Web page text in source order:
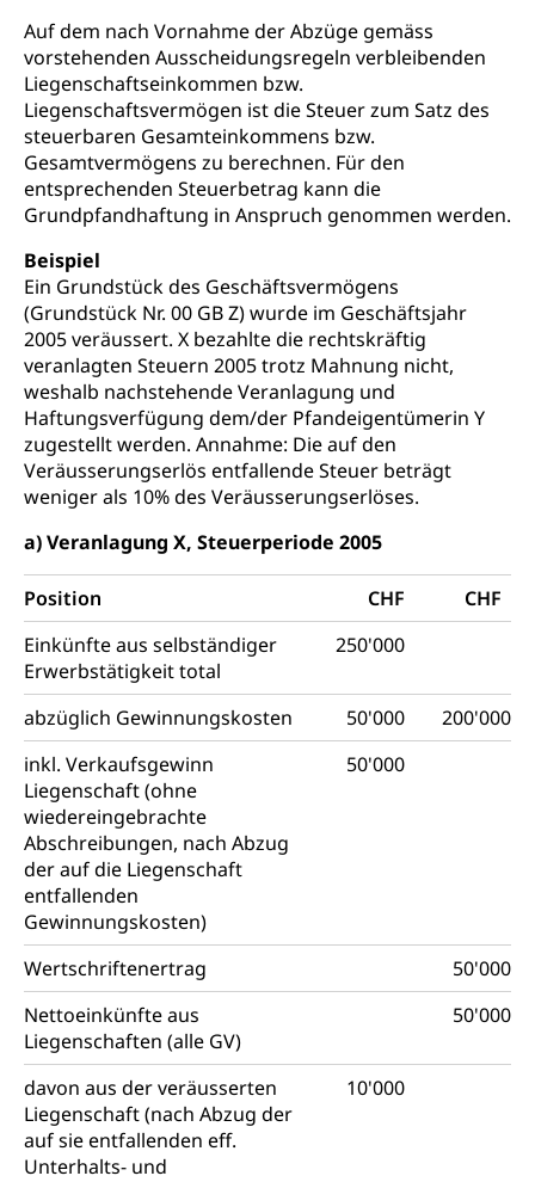
Auf dem nach Vornahme der Abzüge gemäss
vorstehenden Ausscheidungsregeln verbleibenden
Liegenschaftseinkommen bzw.
Liegenschaftsvermögen ist die Steuer zum Satz des
steuerbaren Gesamteinkommens bzw.
Gesamtvermögens zu berechnen. Für den
entsprechenden Steuerbetrag kann die
Grundpfandhaftung in Anspruch genommen werden.
Beispiel
Ein Grundstück des Geschäftsvermögens
(Grundstück Nr. 00 GB Z) wurde im Geschäftsjahr
2005 veräussert. X bezahlte die rechtskräftig
veranlagten Steuern 2005 trotz Mahnung nicht,
weshalb nachstehende Veranlagung und
Haftungsverfügung dem/der Pfandeigentümerin Y
zugestellt werden. Annahme: Die auf den
Veräusserungserlös entfallende Steuer beträgt
weniger als 10% des Veräusserungserlöses.
a) Veranlagung X, Steuerperiode 2005
Position CHF
CHF
Einkünfte aus selbständiger
Erwerbstätigkeit total
250'000
abzüglich Gewinnungskosten 50'000
200'000
inkl. Verkaufsgewinn
Liegenschaft (ohne
wiedereingebrachte
Abschreibungen, nach Abzug
der auf die Liegenschaft
entfallenden
Gewinnungskosten)
50'000
Wertschriftenertrag
50'000
Nettoeinkünfte aus
Liegenschaften (alle GV)
50'000
davon aus der veräusserten
Liegenschaft (nach Abzug der
auf sie entfallenden eff.
Unterhalts- und
10'000